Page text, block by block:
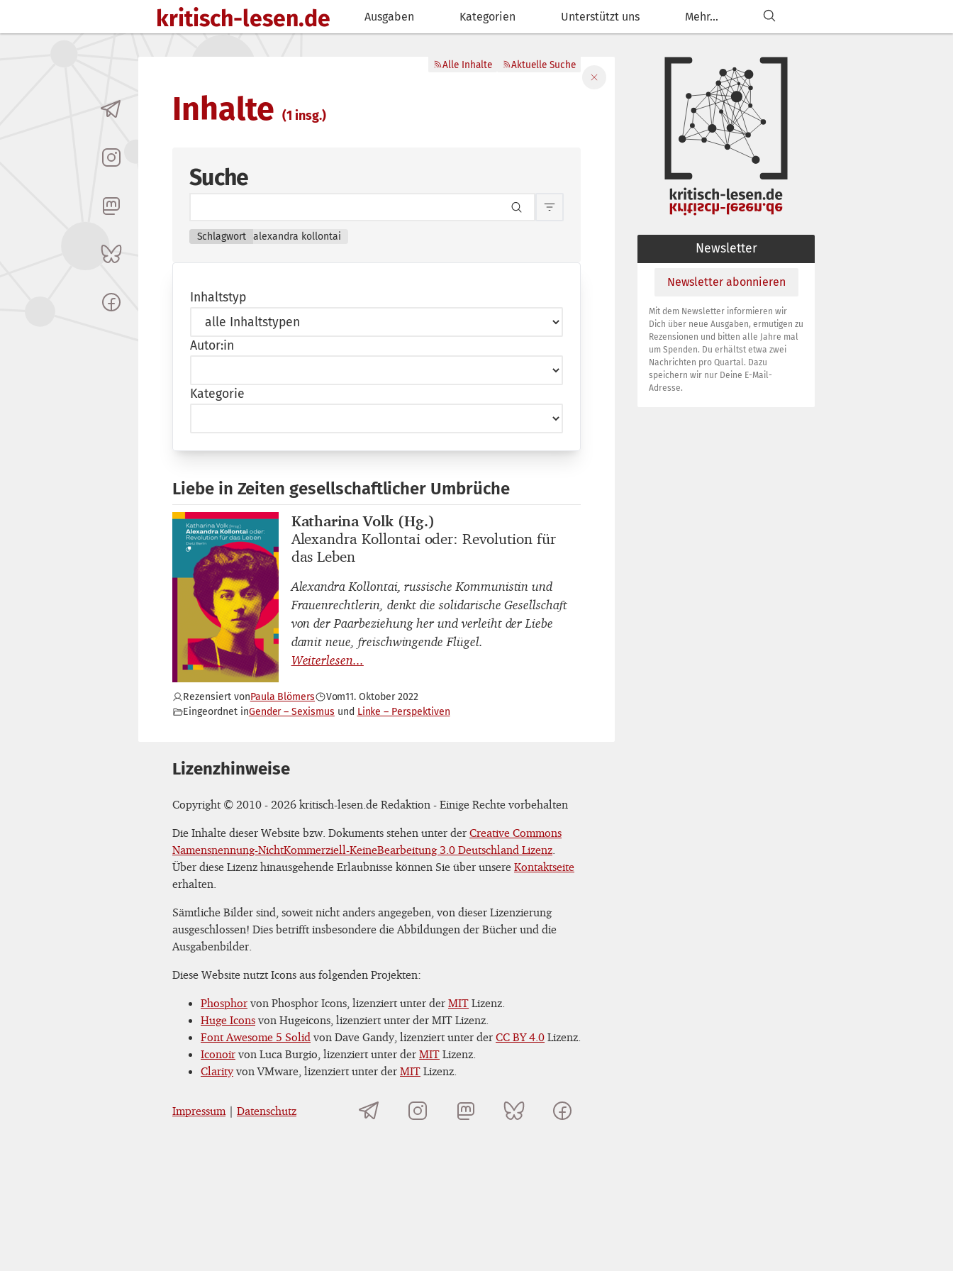
kritisch-lesen.de Ausgaben Kategorien Unterstützt uns Mehr...
Inhalte (1 insg.)
Alle Inhalte Aktuelle Suche
Suche
Inhaltsfilterung anpassen
Schlagwort alexandra kollontai
Filter schließen
Inhaltstyp
Autor:in
Kategorie
Liebe in Zeiten gesellschaftlicher Umbrüche
Buchautor_innen
Katharina Volk (Hg.)
Buchtitel
Alexandra Kollontai oder: Revolution für
das Leben
Alexandra Kollontai, russische Kommunistin und
Frauenrechtlerin, denkt die solidarische Gesellschaft
von der Paarbeziehung her und verleiht der Liebe
damit neue, freischwingende Flügel.
Rezensiert vonPaula Blömers Vom11. Oktober 2022
Eingeordnet inGender – Sexismus Linke – Perspektiven
Lizenzhinweise
Copyright © 2010 - 2026 kritisch-lesen.de Redaktion - Einige Rechte vorbehalten
Die Inhalte dieser Website bzw. Dokuments stehen unter der Creative Commons
Namensnennung-NichtKommerziell-KeineBearbeitung 3.0 Deutschland Lizenz
Über diese Lizenz hinausgehende Erlaubnisse können Sie über unsere Kontaktseite
erhalten.
Sämtliche Bilder sind, soweit nicht anders angegeben, von dieser Lizenzierung
ausgeschlossen! Dies betrifft insbesondere die Abbildungen der Bücher und die
Ausgabenbilder.
Diese Website nutzt Icons aus folgenden Projekten:
Phosphor von Phosphor Icons, lizenziert unter der MIT Lizenz.
Huge Icons von Hugeicons, lizenziert unter der MIT Lizenz.
Font Awesome 5 Solid von Dave Gandy, lizenziert unter der CC BY 4.0 Lizenz.
Iconoir von Luca Burgio, lizenziert unter der MIT Lizenz.
Clarityvon VMware, lizenziert unter der MIT Lizenz.
Impressum | Datenschutz
Newsletter
Newsletter abonnieren
Mit dem Newsletter informieren wir
Dich über neue Ausgaben, ermutigen zu
Rezensionen und bitten alle Jahre mal
um Spenden. Du erhältst etwa zwei
Nachrichten pro Quartal. Dazu
speichern wir nur Deine E-Mail-
Adresse.